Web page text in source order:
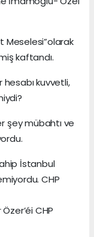
Meselesi”olarak
kaftandı.
hesabı kuvvetli,
şey mübahtı ve
İstanbul
CHP
CHP